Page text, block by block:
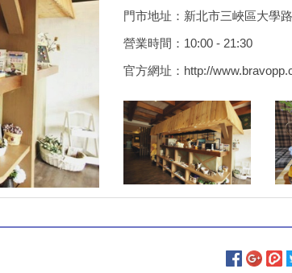
門市地址：新北市三峽區大學
營業時間：10:00 - 21:30
官方網址： http://